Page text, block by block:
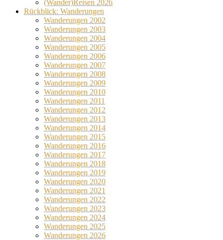
(Wander)Reisen 2026
Rückblick: Wanderungen
Wanderungen 2002
Wanderungen 2003
Wanderungen 2004
Wanderungen 2005
Wanderungen 2006
Wanderungen 2007
Wanderungen 2008
Wanderungen 2009
Wanderungen 2010
Wanderungen 2011
Wanderungen 2012
Wanderungen 2013
Wanderungen 2014
Wanderungen 2015
Wanderungen 2016
Wanderungen 2017
Wanderungen 2018
Wanderungen 2019
Wanderungen 2020
Wanderungen 2021
Wanderungen 2022
Wanderungen 2023
Wanderungen 2024
Wanderungen 2025
Wanderungen 2026